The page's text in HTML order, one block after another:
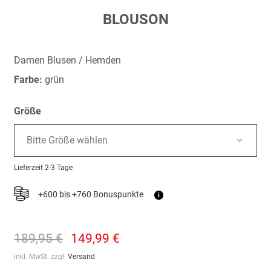
springen
BLOUSON
Damen Blusen / Hemden
Farbe: grün
Größe
Bitte Größe wählen
Lieferzeit 2-3 Tage
+600 bis +760 Bonuspunkte i
189,95 € 149,99 €
inkl. MwSt. zzgl. Versand